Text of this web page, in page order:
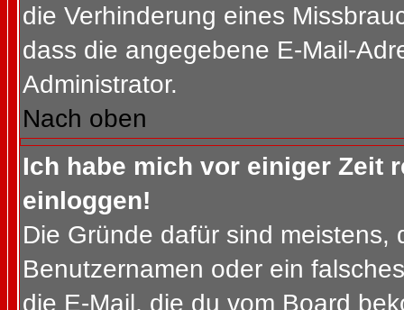
die Verhinderung eines
dass die angegebene E-Mail-
Administrator.
Nach oben
Ich habe mich vor einiger Zeit
einloggen!
Die Gründe dafür sind
Benutzernamen oder ein
die E-Mail, die du vom Board